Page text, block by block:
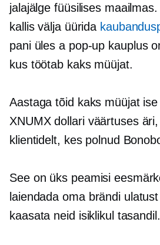
jalajälge füüsilises
kallis välja üürida
pani üles a pop-up kauplus
kus töötab kaks müüjat.
Aastaga tõid kaks müüjat
XNUMX dollari väärtuses
klientidelt, kes polnud
See on üks peamisi
laiendada oma brändi
kaasata neid isiklikul tasandil.